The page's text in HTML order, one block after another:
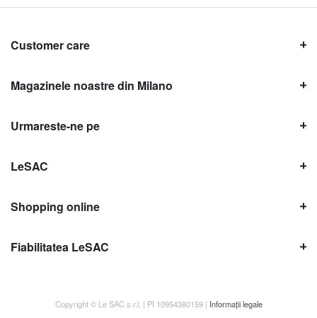
Customer care
Magazinele noastre din Milano
Urmareste-ne pe
LeSAC
Shopping online
Fiabilitatea LeSAC
Copyright © Le SAC s.r.l. | PI 10954380159 | Informații legale